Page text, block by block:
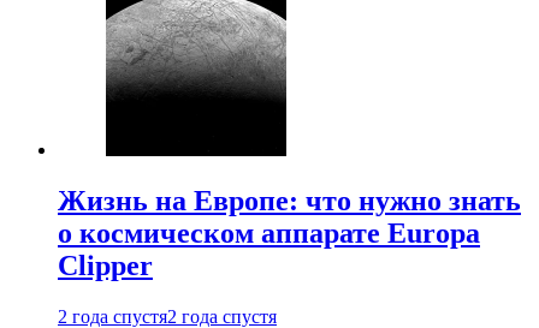
Жизнь на Европе: что нужно знать
о космическом аппарате Europa
Clipper
2 года спустя2 года спустя